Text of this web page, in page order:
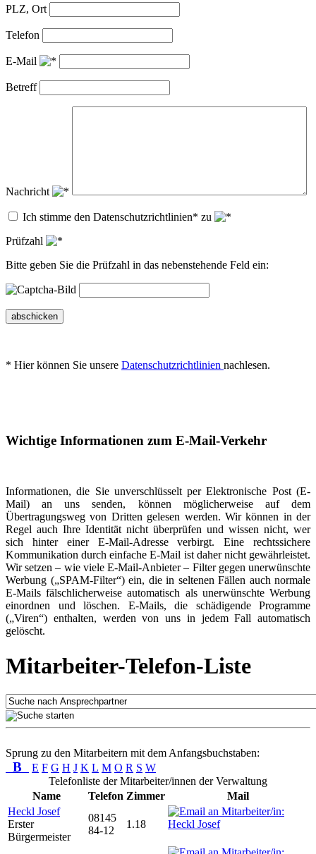
PLZ, Ort
Telefon
E-Mail
Betreff
Nachricht
Ich stimme den Datenschutzrichtlinien* zu
Prüfzahl
Bitte geben Sie die Prüfzahl in das nebenstehende Feld ein:
abschicken
* Hier können Sie unsere Datenschutzrichtlinien nachlesen.
Wichtige Informationen zum E-Mail-Verkehr
Informationen, die Sie unverschlüsselt per Elektronische Post (E-
Mail) an uns senden, können möglicherweise auf dem
Übertragungsweg von Dritten gelesen werden. Wir können in der
Regel auch Ihre Identität nicht überprüfen und wissen nicht, wer
sich hinter einer E-Mail-Adresse verbirgt. Eine rechtssichere
Kommunikation durch einfache E-Mail ist daher nicht gewährleistet.
Wir setzen – wie viele E-Mail-Anbieter – Filter gegen unerwünschte
Werbung („SPAM-Filter“) ein, die in seltenen Fällen auch normale
E-Mails fälschlicherweise automatisch als unerwünschte Werbung
einordnen und löschen. E-Mails, die schädigende Programme
(„Viren“) enthalten, werden von uns in jedem Fall automatisch
gelöscht.
Mitarbeiter-Telefon-Liste
Sprung zu den Mitarbeitern mit dem Anfangsbuchstaben:
B E F G H J K L M O R S W
Telefonliste der Mitarbeiter/innen der Verwaltung
Name
Telefon Zimmer
Mail
Heckl Josef
Erster
Bürgermeister
08145
84-12
1.18